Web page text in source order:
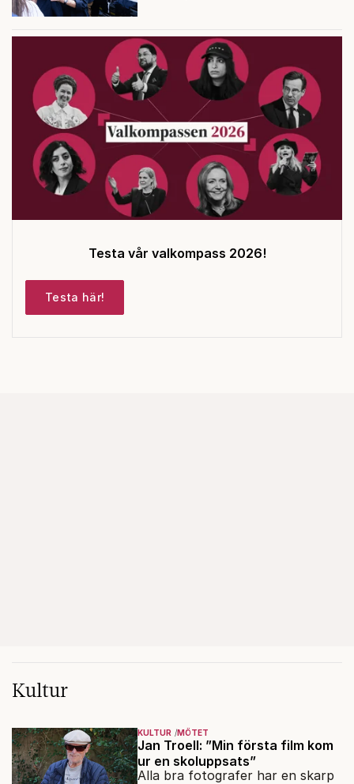
Testa vår valkompass 2026!
Testa här!
Kultur
KULTUR MÖTET
Jan Troell: ”Min första film kom
ur en skoluppsats”
Alla bra fotografer har en skarp